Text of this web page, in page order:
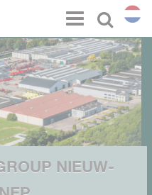
Select
Menu
NIEUW-